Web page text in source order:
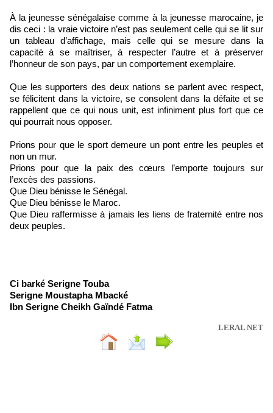
À la jeunesse sénégalaise comme à la jeunesse marocaine, je
dis ceci : la vraie victoire n’est pas seulement celle qui se lit sur
un tableau d’affichage, mais celle qui se mesure dans la
capacité à se maîtriser, à respecter l’autre et à préserver
l’honneur de son pays, par un comportement exemplaire.
Que les supporters des deux nations se parlent avec respect,
se félicitent dans la victoire, se consolent dans la défaite et se
rappellent que ce qui nous unit, est infiniment plus fort que ce
qui pourrait nous opposer.
Prions pour que le sport demeure un pont entre les peuples et
non un mur.
Prions pour que la paix des cœurs l’emporte toujours sur
l’excès des passions.
Que Dieu bénisse le Sénégal.
Que Dieu bénisse le Maroc.
Que Dieu raffermisse à jamais les liens de fraternité entre nos
deux peuples.
Ci barké Serigne Touba
Serigne Moustapha Mbacké
Ibn Serigne Cheikh Gaïndé Fatma
LERAL NET